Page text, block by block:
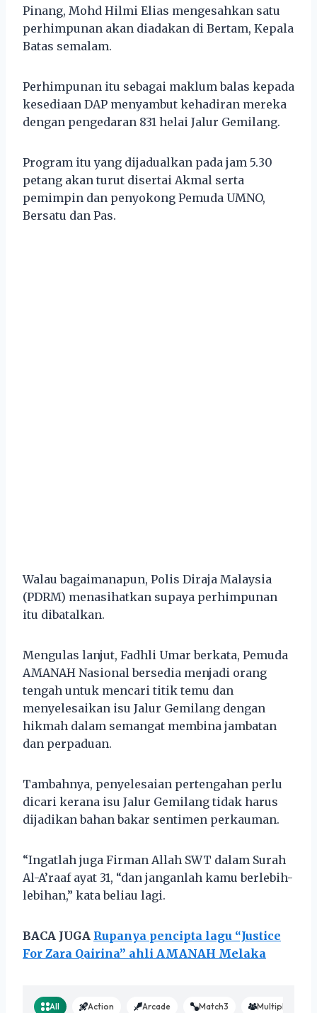
Pinang, Mohd Hilmi Elias mengesahkan satu
perhimpunan akan diadakan di Bertam, Kepala
Batas semalam.
Perhimpunan itu sebagai maklum balas kepada
kesediaan DAP menyambut kehadiran mereka
dengan pengedaran 831 helai Jalur Gemilang.
Program itu yang dijadualkan pada jam 5.30
petang akan turut disertai Akmal serta
pemimpin dan penyokong Pemuda UMNO,
Bersatu dan Pas.
Walau bagaimanapun, Polis Diraja Malaysia
(PDRM) menasihatkan supaya perhimpunan
itu dibatalkan.
Mengulas lanjut, Fadhli Umar berkata, Pemuda
AMANAH Nasional bersedia menjadi orang
tengah untuk mencari titik temu dan
menyelesaikan isu Jalur Gemilang dengan
hikmah dalam semangat membina jambatan
dan perpaduan.
Tambahnya, penyelesaian pertengahan perlu
dicari kerana isu Jalur Gemilang tidak harus
dijadikan bahan bakar sentimen perkauman.
“Ingatlah juga Firman Allah SWT dalam Surah
Al-A’raaf ayat 31, “dan janganlah kamu berlebih-
lebihan,” kata beliau lagi.
BACA JUGA Rupanya pencipta lagu “Justice
For Zara Qairina” ahli AMANAH Melaka